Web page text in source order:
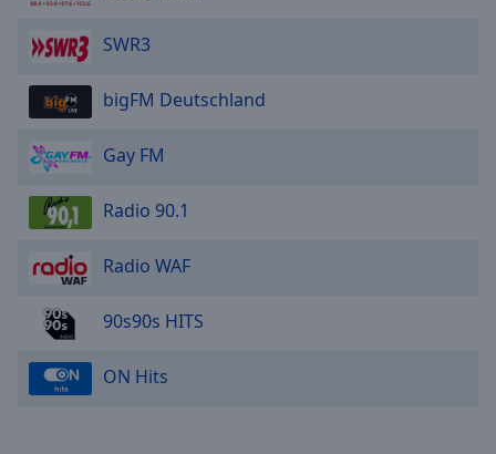
SWR3
bigFM Deutschland
Gay FM
Radio 90.1
Radio WAF
90s90s HITS
ON Hits